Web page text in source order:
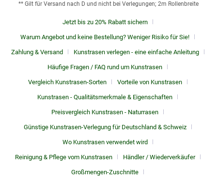
** Gilt für Versand nach D und nicht bei Verlegungen; 2m Rollenbreite
Jetzt bis zu 20% Rabatt sichern
Warum Angebot und keine Bestellung? Weniger Risiko für Sie!
Zahlung & Versand Kunstrasen verlegen - eine einfache Anleitung
Häufige Fragen / FAQ rund um Kunstrasen
Vergleich Kunstrasen-Sorten Vorteile von Kunstrasen
Kunstrasen - Qualitätsmerkmale & Eigenschaften
Preisvergleich Kunstrasen - Naturrasen
Günstige Kunstrasen-Verlegung für Deutschland & Schweiz
Wo Kunstrasen verwendet wird
Reinigung & Pflege vom Kunstrasen Händler / Wiederverkäufer
Großmengen-Zuschnitte